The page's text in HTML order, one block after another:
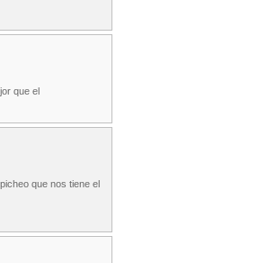
que el
que nos tiene el